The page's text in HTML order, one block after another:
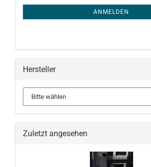
ANMELDEN
Hersteller
Zuletzt angesehen